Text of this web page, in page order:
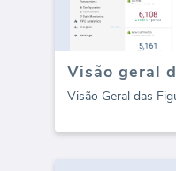
Visão Geral das